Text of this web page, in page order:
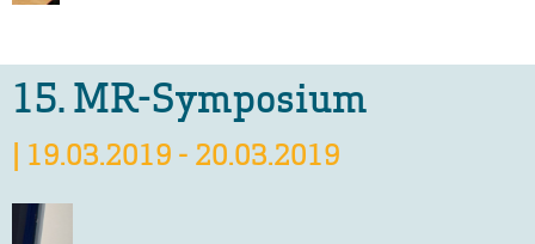
15. MR-Symposium
| 19.03.2019 - 20.03.2019